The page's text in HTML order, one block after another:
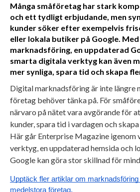
Många småföretag har stark
och ett tydligt erbjudande, men
kunder söker efter exempelvis
eller lokala butiker på Google.
marknadsföring, en uppdaterad
smarta digitala verktyg kan även
mer synliga, spara tid och skapa
Digital marknadsföring är inte längre
företag behöver tänka på. För
närvaro på nätet vara avgörande för
kunder, spara tid i vardagen och
Här går Enterprise Magazine
verktyg, en uppdaterad hemsida och
Google kan göra stor skillnad för
Upptäck fler artiklar om
medelstora företag.